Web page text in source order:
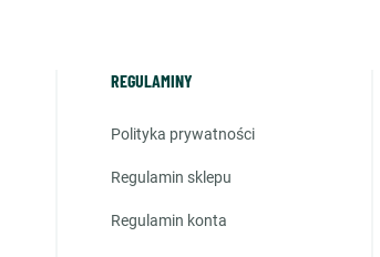
REGULAMINY
polityka prywatności
regulamin sklepu
regulamin konta